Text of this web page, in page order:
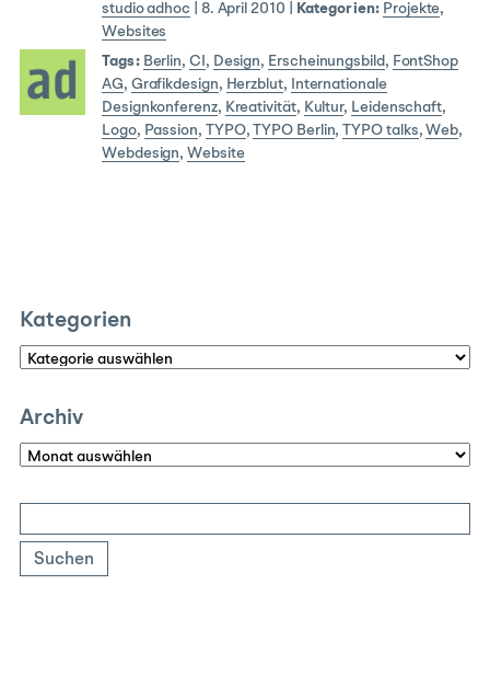
studio adhoc 8. April 2010 Kategorien: Projekte,
Websites
Tags: Berlin, CI , Design, Erscheinungsbild , FontShop
AG, Grafikdesign, Herzblut,
Internationale
Designkonferenz, Kreativität, Kultur, Leidenschaft,
Logo, Passion, TYPO,TYPO Berlin,TYPO talks,Web,
Webdesign,Website
Kategorien
Kategorien
Archiv
Archiv
nach: